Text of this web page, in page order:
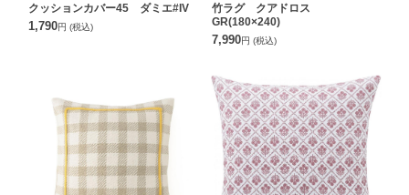
クッションカバー45 ダミエ#IV
1,790円 (税込)
竹ラグ クアドロス
GR(180×240)
7,990円 (税込)